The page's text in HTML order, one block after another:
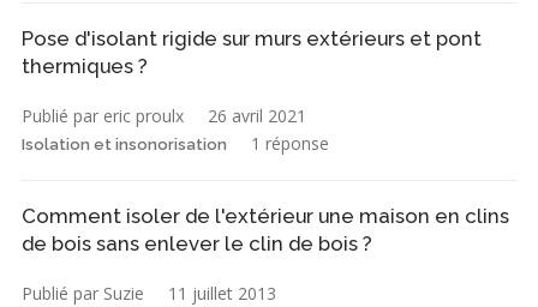
Pose d'isolant rigide sur murs extérieurs et pont
thermiques ?
Publié par eric proulx 26 avril 2021
Isolation et insonorisation 1 réponse
Comment isoler de l'extérieur une maison en clins
de bois sans enlever le clin de bois ?
Publié par Suzie 11 juillet 2013